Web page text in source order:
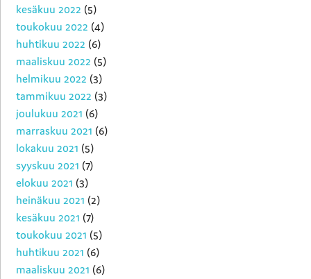
kesäkuu 2022 (5)
toukokuu 2022 (4)
huhtikuu 2022 (6)
maaliskuu 2022 (5)
helmikuu 2022 (3)
tammikuu 2022 (3)
joulukuu 2021 (6)
marraskuu 2021 (6)
lokakuu 2021 (5)
syyskuu 2021 (7)
elokuu 2021 (3)
heinäkuu 2021 (2)
kesäkuu 2021 (7)
toukokuu 2021 (5)
huhtikuu 2021 (6)
maaliskuu 2021 (6)